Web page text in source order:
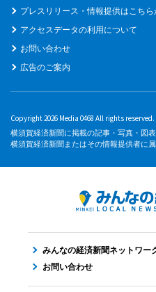
プレスリリース・情報提供はこちら
アクセスデータの利用について
お問い合わせ
広告のご案内
Copyright 2026 Media 0468 All rights reserved.
横須賀経済新聞に掲載の記事・写真・図
横須賀経済新聞またはその情報提供者に属
みんなの経済新聞ネットワー
お問い合わせ